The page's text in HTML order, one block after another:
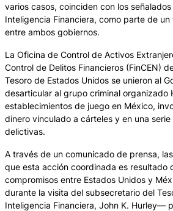
varios casos, coinciden con los
Inteligencia Financiera, como parte de
entre ambos gobiernos.
La Oficina de Control de Activos
Control de Delitos Financieros (FinCEN)
Tesoro de Estados Unidos se unieron al
desarticular al grupo criminal organizado
establecimientos de juego en México,
dinero vinculado a cárteles y en una
delictivas.
A través de un comunicado de prensa,
que esta acción coordinada es resultado
compromisos entre Estados Unidos y
durante la visita del subsecretario del
Inteligencia Financiera, John K. Hurley—